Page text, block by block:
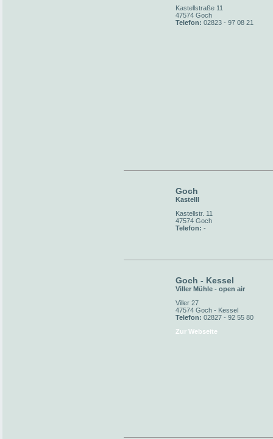
Kastellstraße 11
47574 Goch
Telefon: 02823 - 97 08 21
Goch
Kastelll
Kastellstr. 11
47574 Goch
Telefon: -
Goch - Kessel
Viller Mühle - open air
Viller 27
47574 Goch - Kessel
Telefon: 02827 - 92 55 80
Zur Webseite